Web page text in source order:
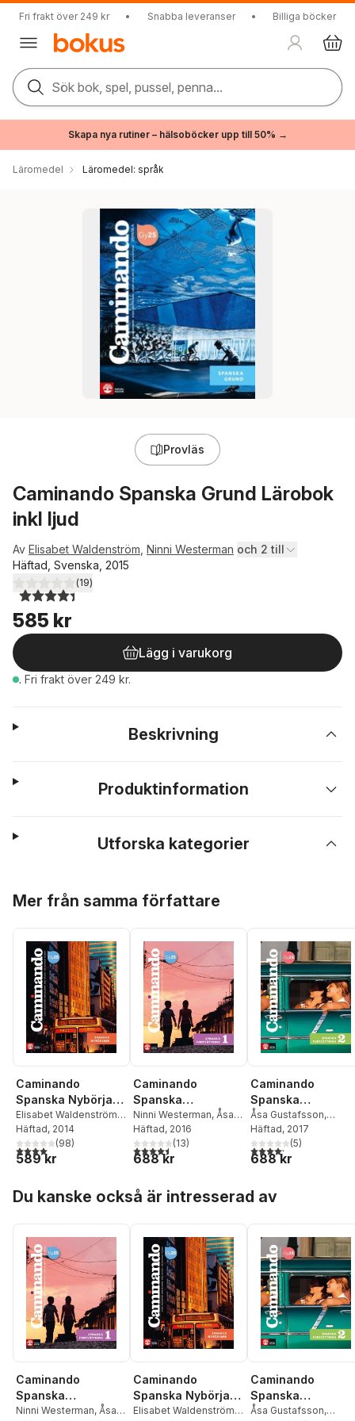
Fri frakt över 249 kr • Snabba leveranser • Billiga böcker
Sök bok, spel, pussel, penna...
Skapa nya rutiner – hälsoböcker upp till 50% →
Läromedel Läromedel: språk
Provläs
Caminando Spanska Grund Lärobok
inkl ljud
Av Elisabet Waldenström Ninni Westerman och 2 till
Häftad, Svenska, 2015
4,4utav 5 stjärnor. Totalt antal röster:
(19)
585 kr
Lägg i varukorg
. Fri frakt över 249 kr.
Beskrivning
Produktinformation
Utforska kategorier
Mer från samma författare
Caminando
Spanska Nybörjare
Lärobok inkl ljud
Elisabet Waldenström,
Ninni Westerman
Bretz,Åsa Gustafsson
Märet Wik-Bretz
Häftad, 2014
4,0utav 5 stjärnor. Totalt antal röster:
(98)
589 kr
Caminando
Spanska
Fortsättning 1
Lärobok inkl ljud
Ninni Westerman, Åsa
Gustafsson,
Waldenström
Wik-Bretz
Häftad, 2016
4,5utav 5 stjärnor. Totalt antal röster:
(13)
688 kr
Caminando
Spanska
Fortsättning 2
Lärobok inkl ljud
Åsa Gustafsson,
Elisabet Waldenström
Ninni Westerman
Häftad, 2017
4,2utav 5 stjärnor.
(5)
688 kr
Du kanske också är intresserad av
Caminando
Spanska
Fortsättning 1
Ninni Westerman, Åsa
Caminando
Spanska Nybörjare
Lärobok inkl ljud
Elisabet Waldenström,
Caminando
Spanska
Fortsättning 2
Åsa Gustafsson,